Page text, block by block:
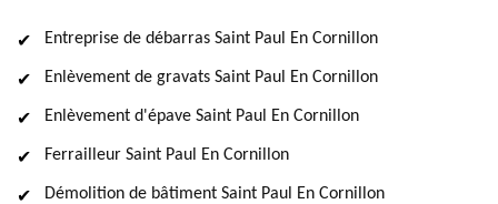
Entreprise de débarras Saint Paul En Cornillon
Enlèvement de gravats Saint Paul En Cornillon
Enlèvement d'épave Saint Paul En Cornillon
Ferrailleur Saint Paul En Cornillon
Démolition de bâtiment Saint Paul En Cornillon